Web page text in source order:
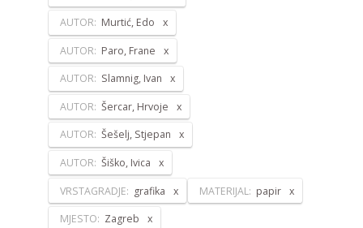
AUTOR: Murtić, Edo
AUTOR: Paro, Frane
AUTOR: Slamnig, Ivan
AUTOR: Šercar, Hrvoje
AUTOR: Šešelj, Stjepan
AUTOR: Šiško, Ivica
VRSTAGRADJE: grafika MATERIJAL: papir
MJESTO: Zagreb